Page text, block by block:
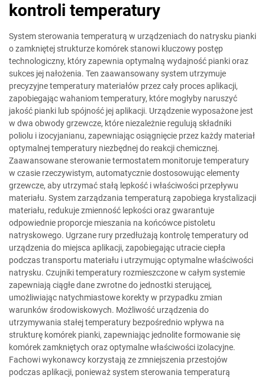
kontroli temperatury
System sterowania temperaturą w urządzeniach do natrysku pianki
o zamkniętej strukturze komórek stanowi kluczowy postęp
technologiczny, który zapewnia optymalną wydajność pianki oraz
sukces jej nałożenia. Ten zaawansowany system utrzymuje
precyzyjne temperatury materiałów przez cały proces aplikacji,
zapobiegając wahaniom temperatury, które mogłyby naruszyć
jakość pianki lub spójność jej aplikacji. Urządzenie wyposażone jest
w dwa obwody grzewcze, które niezależnie regulują składniki
poliolu i izocyjanianu, zapewniając osiągnięcie przez każdy materiał
optymalnej temperatury niezbędnej do reakcji chemicznej.
Zaawansowane sterowanie termostatem monitoruje temperatury
w czasie rzeczywistym, automatycznie dostosowując elementy
grzewcze, aby utrzymać stałą lepkość i właściwości przepływu
materiału. System zarządzania temperaturą zapobiega krystalizacji
materiału, redukuje zmienność lepkości oraz gwarantuje
odpowiednie proporcje mieszania na końcówce pistoletu
natryskowego. Ugrzane rury przedłużają kontrolę temperatury od
urządzenia do miejsca aplikacji, zapobiegając utracie ciepła
podczas transportu materiału i utrzymując optymalne właściwości
natrysku. Czujniki temperatury rozmieszczone w całym systemie
zapewniają ciągłe dane zwrotne do jednostki sterującej,
umożliwiając natychmiastowe korekty w przypadku zmian
warunków środowiskowych. Możliwość urządzenia do
utrzymywania stałej temperatury bezpośrednio wpływa na
strukturę komórek pianki, zapewniając jednolite formowanie się
komórek zamkniętych oraz optymalne właściwości izolacyjne.
Fachowi wykonawcy korzystają ze zmniejszenia przestojów
podczas aplikacji, ponieważ system sterowania temperaturą